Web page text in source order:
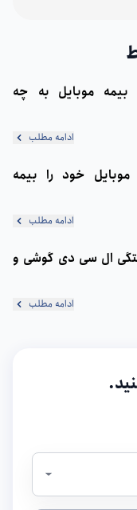
موبایل به چه
ادامه مطلب
خود را بیمه
ادامه مطلب
ال سی دی گوشی و
ادامه مطلب